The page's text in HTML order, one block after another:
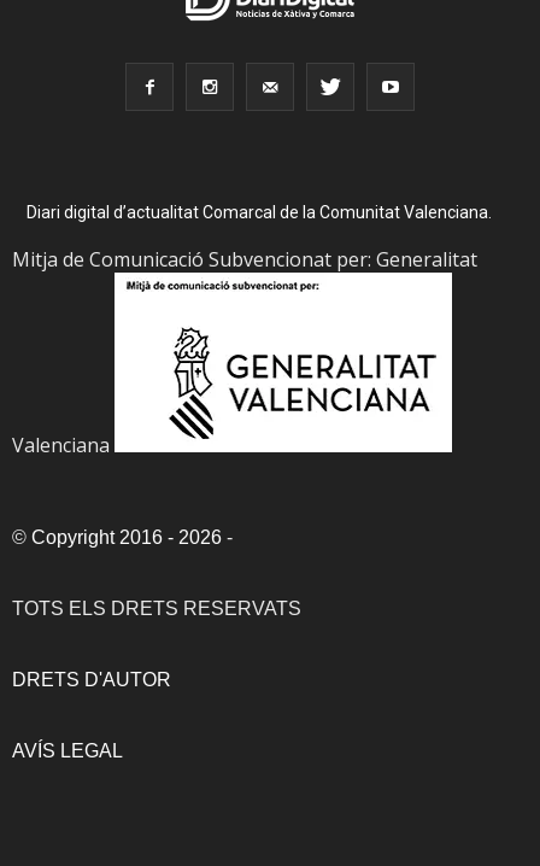
Diari digital d’actualitat Comarcal de la Comunitat Valenciana.
Mitja de Comunicació Subvencionat per: Generalitat
Valenciana
© Copyright 2016 - 2026 -
TOTS ELS DRETS RESERVATS
DRETS D'AUTOR
AVÍS LEGAL